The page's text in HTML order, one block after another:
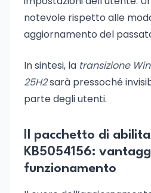
notevole rispetto alle
aggiornamento del
In sintesi, la transizione
25H2sarà pressoché
parte degli utenti.
Il pacchetto di
KB5054156:
funzionamento